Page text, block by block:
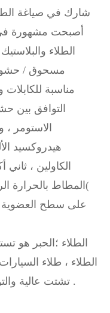
شارك في صياغة
أصبحت مشهورة
الطلاء
مسحوق / حشو /
التوافق بين
الاستومر
هيدروكسيد
الكاولين ، ثاني
)المطاط بالحرارة
على سطح
الطلاء ؛الحبر هو
الطلاء ، طلاء
تشتت عالية والتوافق واسعة مع مختلف الراتنجات .